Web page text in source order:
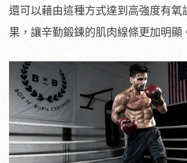
還可以藉由這種方式達到高強度有氧
果，讓辛勤鍛鍊的肌肉線條更加明顯